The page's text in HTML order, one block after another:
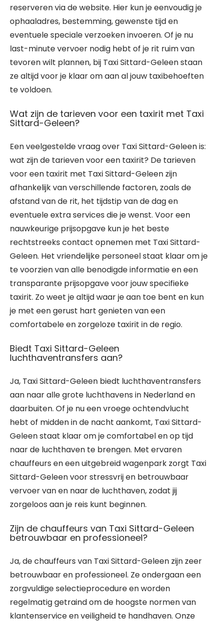
reserveren via de website. Hier kun je eenvoudig je
ophaaladres, bestemming, gewenste tijd en
eventuele speciale verzoeken invoeren. Of je nu
last-minute vervoer nodig hebt of je rit ruim van
tevoren wilt plannen, bij Taxi Sittard-Geleen staan
ze altijd voor je klaar om aan al jouw taxibehoeften
te voldoen.
Wat zijn de tarieven voor een taxirit met Taxi
Sittard-Geleen?
Een veelgestelde vraag over Taxi Sittard-Geleen is:
wat zijn de tarieven voor een taxirit? De tarieven
voor een taxirit met Taxi Sittard-Geleen zijn
afhankelijk van verschillende factoren, zoals de
afstand van de rit, het tijdstip van de dag en
eventuele extra services die je wenst. Voor een
nauwkeurige prijsopgave kun je het beste
rechtstreeks contact opnemen met Taxi Sittard-
Geleen. Het vriendelijke personeel staat klaar om je
te voorzien van alle benodigde informatie en een
transparante prijsopgave voor jouw specifieke
taxirit. Zo weet je altijd waar je aan toe bent en kun
je met een gerust hart genieten van een
comfortabele en zorgeloze taxirit in de regio.
Biedt Taxi Sittard-Geleen
luchthaventransfers aan?
Ja, Taxi Sittard-Geleen biedt luchthaventransfers
aan naar alle grote luchthavens in Nederland en
daarbuiten. Of je nu een vroege ochtendvlucht
hebt of midden in de nacht aankomt, Taxi Sittard-
Geleen staat klaar om je comfortabel en op tijd
naar de luchthaven te brengen. Met ervaren
chauffeurs en een uitgebreid wagenpark zorgt Taxi
Sittard-Geleen voor stressvrij en betrouwbaar
vervoer van en naar de luchthaven, zodat jij
zorgeloos aan je reis kunt beginnen.
Zijn de chauffeurs van Taxi Sittard-Geleen
betrouwbaar en professioneel?
Ja, de chauffeurs van Taxi Sittard-Geleen zijn zeer
betrouwbaar en professioneel. Ze ondergaan een
zorgvuldige selectieprocedure en worden
regelmatig getraind om de hoogste normen van
klantenservice en veiligheid te handhaven. Onze